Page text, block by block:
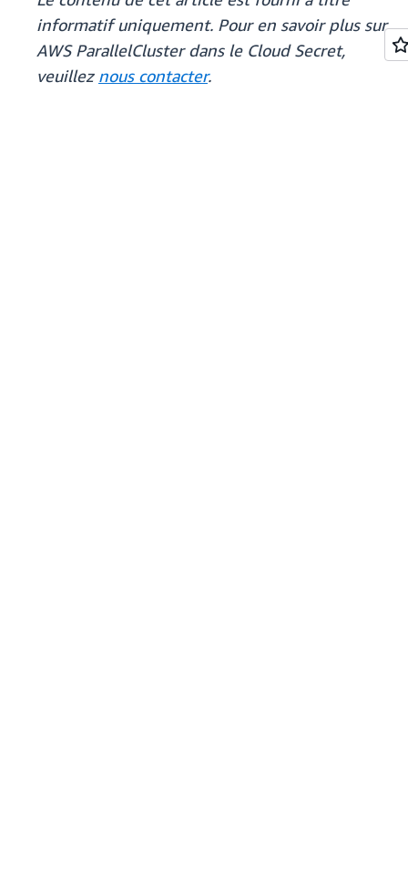
informatif uniquement. Pour en savoir plus sur
AWS ParallelCluster dans le Cloud Secret,
veuillez nous contacter.